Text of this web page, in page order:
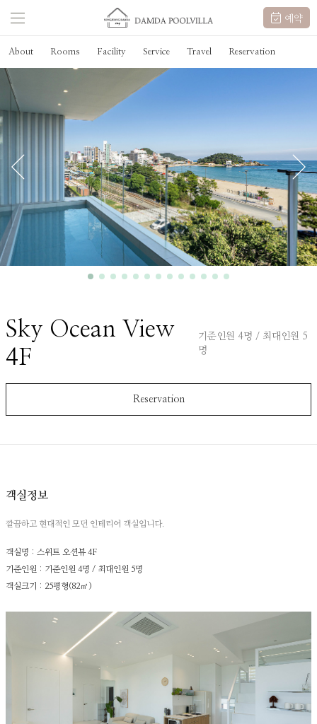
예약
About Rooms Facility Service Travel Reservation
Sky Ocean View
4F
기준인원 4명 / 최대인원 5
명
Reservation
객실정보
깔끔하고 현대적인 모던 인테리어 객실입니다.
객실명 : 스위트 오션뷰 4F
기준인원 : 기준인원 4명 / 최대인원 5명
객실크기 : 25평형(82㎡)